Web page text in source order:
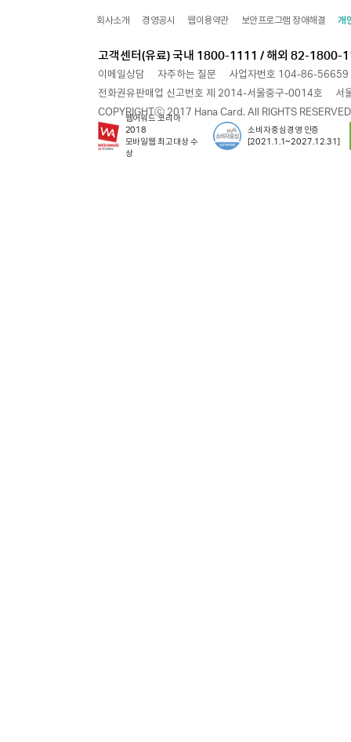
회사소개 경영공시 웹이용약관 보안프로그램 장애해결 개
고객센터(유료) 국내 1800-1111 / 해외 82-1800-
이메일상담 자주하는 질문
사업자번호 104-86-56659
전화권유판매업 신고번호 제 2014-서울중구-0014호
서
COPYRIGHTⓒ 2017 Hana Card. All RIGHTS RESERVED
웹어워드 코리아
2018
모바일웹 최고대상 수
상
소비자중심경영 인증
[2021.1.1~2027.12.31]